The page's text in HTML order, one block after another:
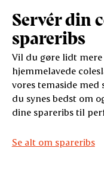
Servér din
spareribs
Vil du gøre lidt mere
hjemmelavede
vores temaside
du synes bedst om
dine spareribs til
Se alt om spareribs